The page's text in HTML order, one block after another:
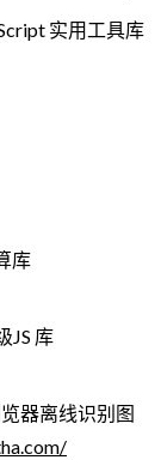
实用工具库
库
JS 库
器离线识别图